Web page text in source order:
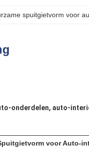
spuitgietvorm voor
onderdelen, auto-
voor Auto-